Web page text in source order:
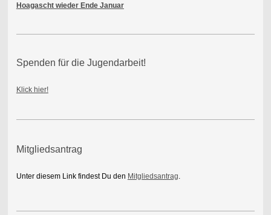
Hoagascht wieder Ende Januar
Spenden für die Jugendarbeit!
Klick hier!
Mitgliedsantrag
Unter diesem Link findest Du den Mitgliedsantrag.